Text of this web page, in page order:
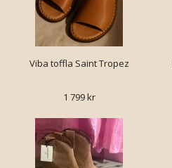
Viba toffla Saint Tropez
1 799 kr